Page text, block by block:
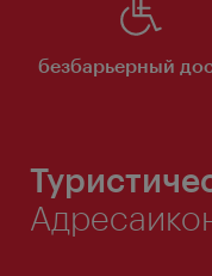
безбарьерный